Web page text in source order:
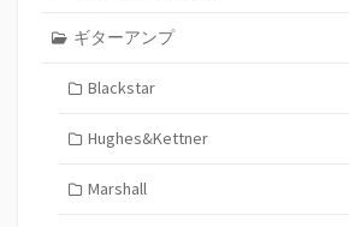
ギターアンプ
Blackstar
Hughes&Kettner
Marshall